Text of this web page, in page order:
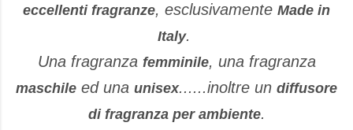
eccellenti fragranze, esclusivamente Made in
Italy.
Una fragranza femminile, una fragranza
maschile ed una unisex......inoltre un diffusore
di fragranza per ambiente.